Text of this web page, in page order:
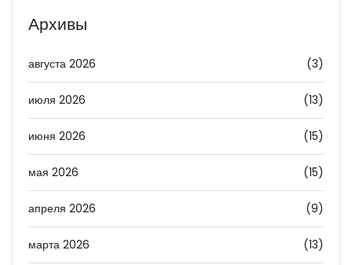
Архивы
августа 2026 (3)
июля 2026 (13)
июня 2026 (15)
мая 2026 (15)
апреля 2026 (9)
марта 2026 (13)